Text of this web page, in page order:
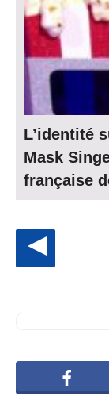
L’identité
Mask
française
P
o
a
g